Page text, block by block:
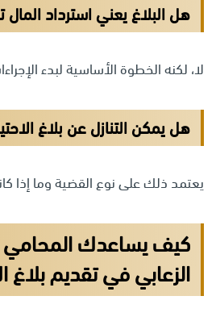
هل البلاغ يعني استرداد المال
لا، لكنه الخطوة الأساسية لبدء
هل يمكن التنازل عن بلاغ
يعتمد ذلك على نوع القضية وما إذا
كيف يساعدك
الزعابي في تقديم بلاغ